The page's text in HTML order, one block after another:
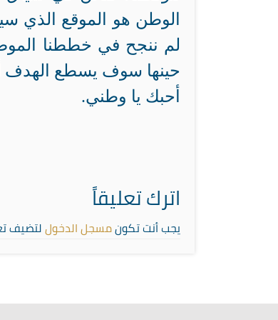
الوطن هو الموقع الذي
لم ننجح في خططنا
حينها سوف يسطع الهدف
أحبك يا وطني.
اترك تعليقاً
يجب أنت تكونمسجل الدخوللتضيف